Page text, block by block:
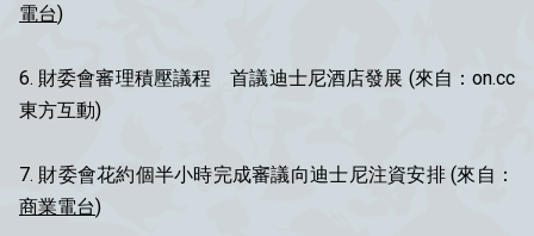
電台)
6. 財委會審理積壓議程 首議迪士尼酒店發展 (來自：on.cc
東方互動)
7. 財委會花約個半小時完成審議向迪士尼注資安排 (來自：
商業電台)